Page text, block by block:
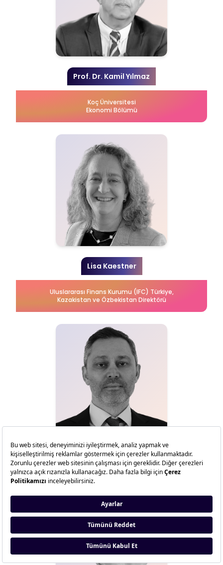
Prof. Dr. Kamil Yılmaz
Koç Üniversitesi
Ekonomi Bölümü
Lisa Kaestner
Uluslararası Finans Kurumu (IFC) Türkiye,
Kazakistan ve Özbekistan Direktörü
Dr. M. Emre Çamlıbel
RePie Yatırım Holding